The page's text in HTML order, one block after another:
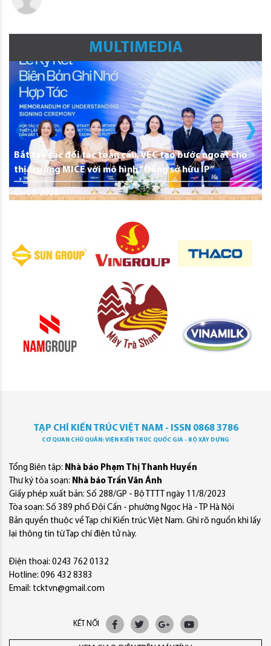
MULTIMEDIA
Bắt tay các đối tác toàn cầu, VEC tạo bước ngoặt cho
thị trường MICE với mô hình “Đồng sở hữu IP”
03/08/2026
TẠP CHÍ KIẾN TRÚC VIỆT NAM - ISSN 0868 3786
CƠ QUAN CHỦ QUẢN: VIỆN KIẾN TRÚC QUỐC GIA - BỘ XÂY DỰNG
Tổng Biên tập: Nhà báo Phạm Thị Thanh Huyền
Thư ký tòa soạn: Nhà báo Trần Văn Ánh
Giấy phép xuất bản: Số 288/GP - Bộ TTTT ngày 11/8/2023
Tòa soạn: Số 389 phố Đội Cấn - phường Ngọc Hà - TP Hà Nội
Bản quyền thuộc về Tạp chí Kiến trúc Việt Nam. Ghi rõ nguồn khi lấy
lại thông tin từ Tạp chí điện tử này.
Điện thoại: 0243 762 0132
Hotline: 096 432 8383
Email: tcktvn@gmail.com
KẾT NỐI